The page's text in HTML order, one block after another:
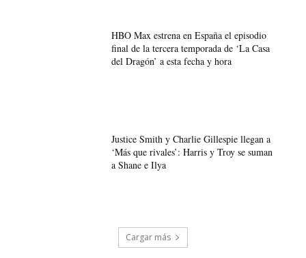
HBO Max estrena en España el episodio
final de la tercera temporada de ‘La Casa
del Dragón’ a esta fecha y hora
Justice Smith y Charlie Gillespie llegan a
‘Más que rivales’: Harris y Troy se suman
a Shane e Ilya
Cargar más